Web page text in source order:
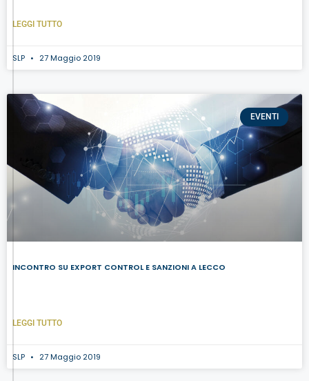
LEGGI TUTTO
SLP 27 Maggio 2019
EVENTI
INCONTRO SU EXPORT CONTROL E SANZIONI A LECCO
LEGGI TUTTO
SLP 27 Maggio 2019